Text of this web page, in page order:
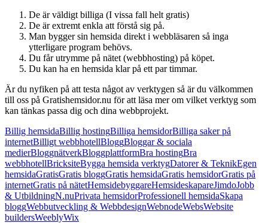
De är väldigt billiga (I vissa fall helt gratis)
De är extremt enkla att förstå sig på.
Man bygger sin hemsida direkt i webbläsaren så inga
ytterligare program behövs.
Du får utrymme på nätet (webbhosting) på köpet.
Du kan ha en hemsida klar på ett par timmar.
Är du nyfiken på att testa något av verktygen så är du välkommen
till oss på Gratishemsidor.nu för att läsa mer om vilket verktyg som
kan tänkas passa dig och dina webbprojekt.
Billig hemsidaBillig hostingBilliga hemsidorBilliga saker på
internetBilligt webbhotellBloggBloggar & sociala
medierBloggnätverkBloggplattformBra hostingBra
webbhotellBricksiteBygga hemsida verktygDatorer & TeknikEgen
hemsidaGratisGratis bloggGratis hemsidaGratis hemsidorGratis på
internetGratis på nätetHemsidebyggareHemsideskapareJimdoJobb
& UtbildningN.nuPrivata hemsidorProfessionell hemsidaSkapa
bloggWebbutveckling & WebbdesignWebnodeWebsWebsite
buildersWeeblyWix